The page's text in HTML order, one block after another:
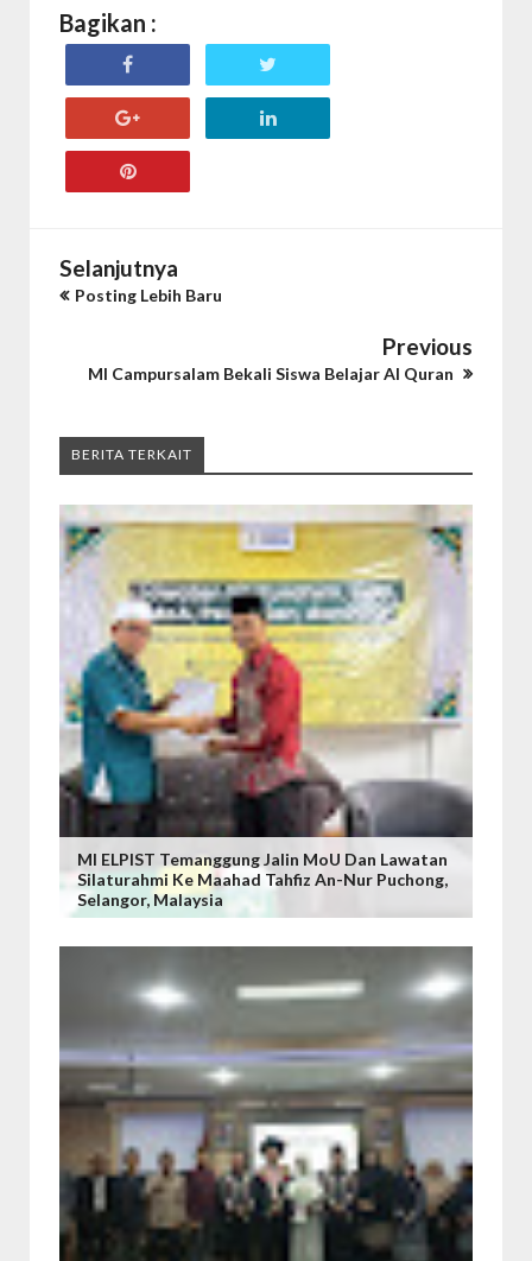
Bagikan :
Selanjutnya
Posting Lebih Baru
Previous
MI Campursalam Bekali Siswa Belajar Al Quran
BERITA TERKAIT
MI ELPIST Temanggung Jalin MoU Dan Lawatan
Silaturahmi Ke Maahad Tahfiz An-Nur Puchong,
Selangor, Malaysia